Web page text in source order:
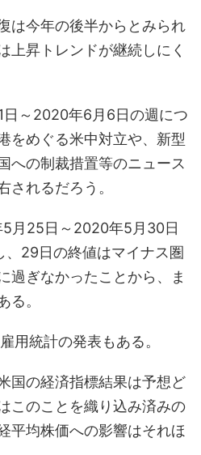
は今年の後半からとみられ
上昇トレンドが継続しにく
～2020年6月6日の週につ
をめぐる米中対立や、新型
への制裁措置等のニュース
されるだろう。
月25日～2020年5月30日
29日の終値はマイナス圏
過ぎなかったことから、ま
る。
用統計の発表もある。
国の経済指標結果は予想ど
このことを織り込み済みの
平均株価への影響はそれほ